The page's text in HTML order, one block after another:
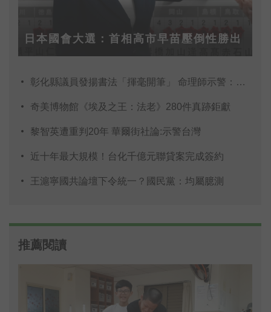
日本國會大選：首相高市早苗壓倒性勝出
彰化縣議員發揚書法「揮毫開筆」 命理師示警：不
奇美博物館《埃及之王：法老》280件真跡鉅獻
黎智英遭重判20年 華爾街社論:示警台灣
近十年最大規模！台化千億元聯貸案完成簽約
王滬寧國共論壇下令統一？國民黨：均屬臆測
推薦閱讀